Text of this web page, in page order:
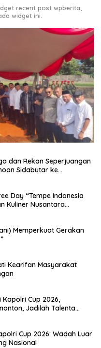
recent post wpberita,
widget ini.
dan Rekan Seperjuangan
Sidabutar ke
Day “Tempe Indonesia
Kuliner Nusantara
Memperkuat Gerakan
Kearifan Masyarakat
Kapolri Cup 2026,
Jadilah Talenta
Cup 2026: Wadah Luar
Nasional